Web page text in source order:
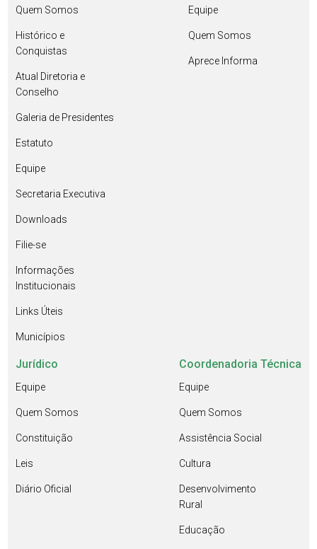
Quem Somos
Histórico e
Conquistas
Atual Diretoria e
Conselho
Galeria de Presidentes
Estatuto
Equipe
Secretaria Executiva
Downloads
Filie-se
Informações
Institucionais
Links Úteis
Municípios
Equipe
Quem Somos
Aprece Informa
Jurídico
Equipe
Quem Somos
Constituição
Leis
Diário Oficial
Coordenadoria Técnica
Equipe
Quem Somos
Assistência Social
Cultura
Desenvolvimento
Rural
Educação